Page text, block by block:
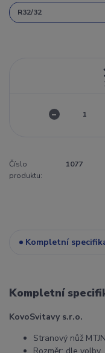
Číslo
produktu:
1077
Kompletní
Kompletní
KovoSvitavy s.r.o.
Stranový nůž